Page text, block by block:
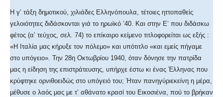
Η γʼ τάξη δημοτικού, χιλιάδες Ελληνόπουλα, τέτοιες ηττοπαθείς
γελοιότητες διδάσκονται γιά το ηρωϊκό ʼ40. Και στην Εʼ που διδάσκω
φέτος (αʼ τεύχος, σελ. 74) το επίκαιρο κείμενο τιτλοφορείται ως εξής :
«Η Ιταλία μας κήρυξε τον πόλεμο» και υπότιτλο «και εμείς πήγαμε
στο υπόγειο». Την 28η Οκτωβρίου 1940, όταν δόνησε την πατρίδα
μας η είδηση της επιστράτευσης, υπήρχε έστω κι ένας Έλληνας που
κρύφτηκε ορνιθοειδώς στο υπόγειό του; Ήταν πανηγύριεκείνη η μέρα,
μέθυσε ο λαός μας με τʼ αθάνατο κρασί του Εικοσιένα, πού το βρήκαν